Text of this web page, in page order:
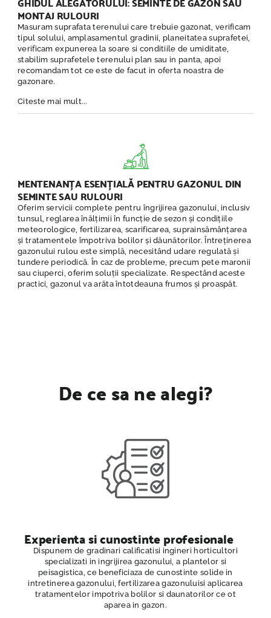
MONTAJ RULOURI
Masuram suprafata terenului care trebuie gazonat, verificam
tipul solului, amplasamentul gradinii, planeitatea suprafetei,
verificam expunerea la soare si conditiile de umiditate,
stabilim suprafetele terenului plan sau in panta, apoi
recomandam tot ce este de facut in oferta noastra de
gazonare.
Citeste mai mult...
MENTENANȚA ESENȚIALĂ PENTRU GAZONUL DIN
SEMINTE SAU RULOURI
Oferim servicii complete pentru îngrijirea gazonului, inclusiv
tunsul, reglarea înălțimii în funcție de sezon și condițiile
meteorologice, fertilizarea, scarificarea, suprainsămânțarea
și tratamentele împotriva bolilor și dăunătorilor. Întreținerea
gazonului rulou este simplă, necesitând udare regulată și
tundere periodică. În caz de probleme, precum pete maronii
sau ciuperci, oferim soluții specializate. Respectând aceste
practici, gazonul va arăta întotdeauna frumos și proaspăt.
De ce sa ne alegi?
Experienta si cunostinte profesionale
Dispunem de gradinari calificatisi ingineri horticultori
specializati in ingrijirea gazonului, a plantelor si
peisagistica, ce beneficiaza de cunostinte solide in
intretinerea gazonului, fertilizarea gazonuluisi aplicarea
tratamentelor impotriva bolilor si daunatorilor ce ot
aparea in gazon.